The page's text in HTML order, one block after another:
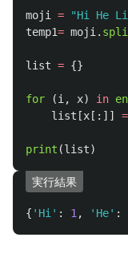
moji = "Hi He
temp1= moji .
list = {}
for (i , x) in
list [x [:]] =
print (list)
実行結果
{ ' Hi ' : 1 , ' He' :